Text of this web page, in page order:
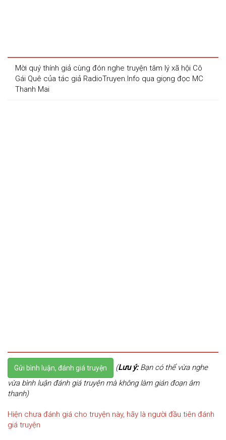
Mời quý thính giả cùng đón nghe truyện tâm lý xã hội Cô
Gái Quê của tác giả RadioTruyen.Info qua giọng đọc MC
Thanh Mai
Gửi bình luận, đánh giá truyện (Lưu ý:Bạn có thể vừa nghe
vừa bình luận đánh giá truyện mà không làm gián đoạn âm
thanh)
Hiện chưa đánh giá cho truyện này, hãy là người đầu tiên đánh
giá truyện